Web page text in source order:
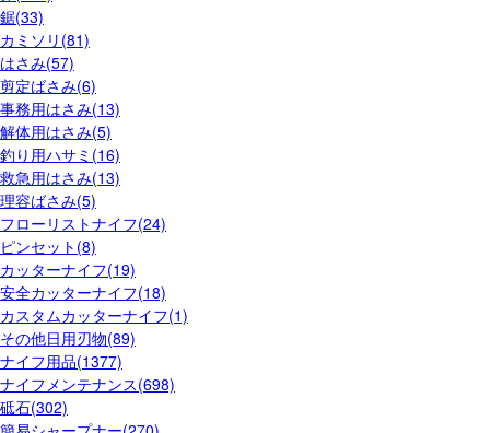
鋸(33)
カミソリ(81)
はさみ(57)
剪定ばさみ(6)
事務用はさみ(13)
解体用はさみ(5)
釣り用ハサミ(16)
救急用はさみ(13)
理容ばさみ(5)
フローリストナイフ(24)
ピンセット(8)
カッターナイフ(19)
安全カッターナイフ(18)
カスタムカッターナイフ(1)
その他日用刃物(89)
ナイフ用品(1377)
ナイフメンテナンス(698)
砥石(302)